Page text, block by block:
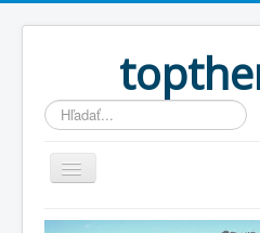
Hľadať...
Home